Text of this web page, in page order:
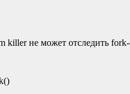
killer не может отследить